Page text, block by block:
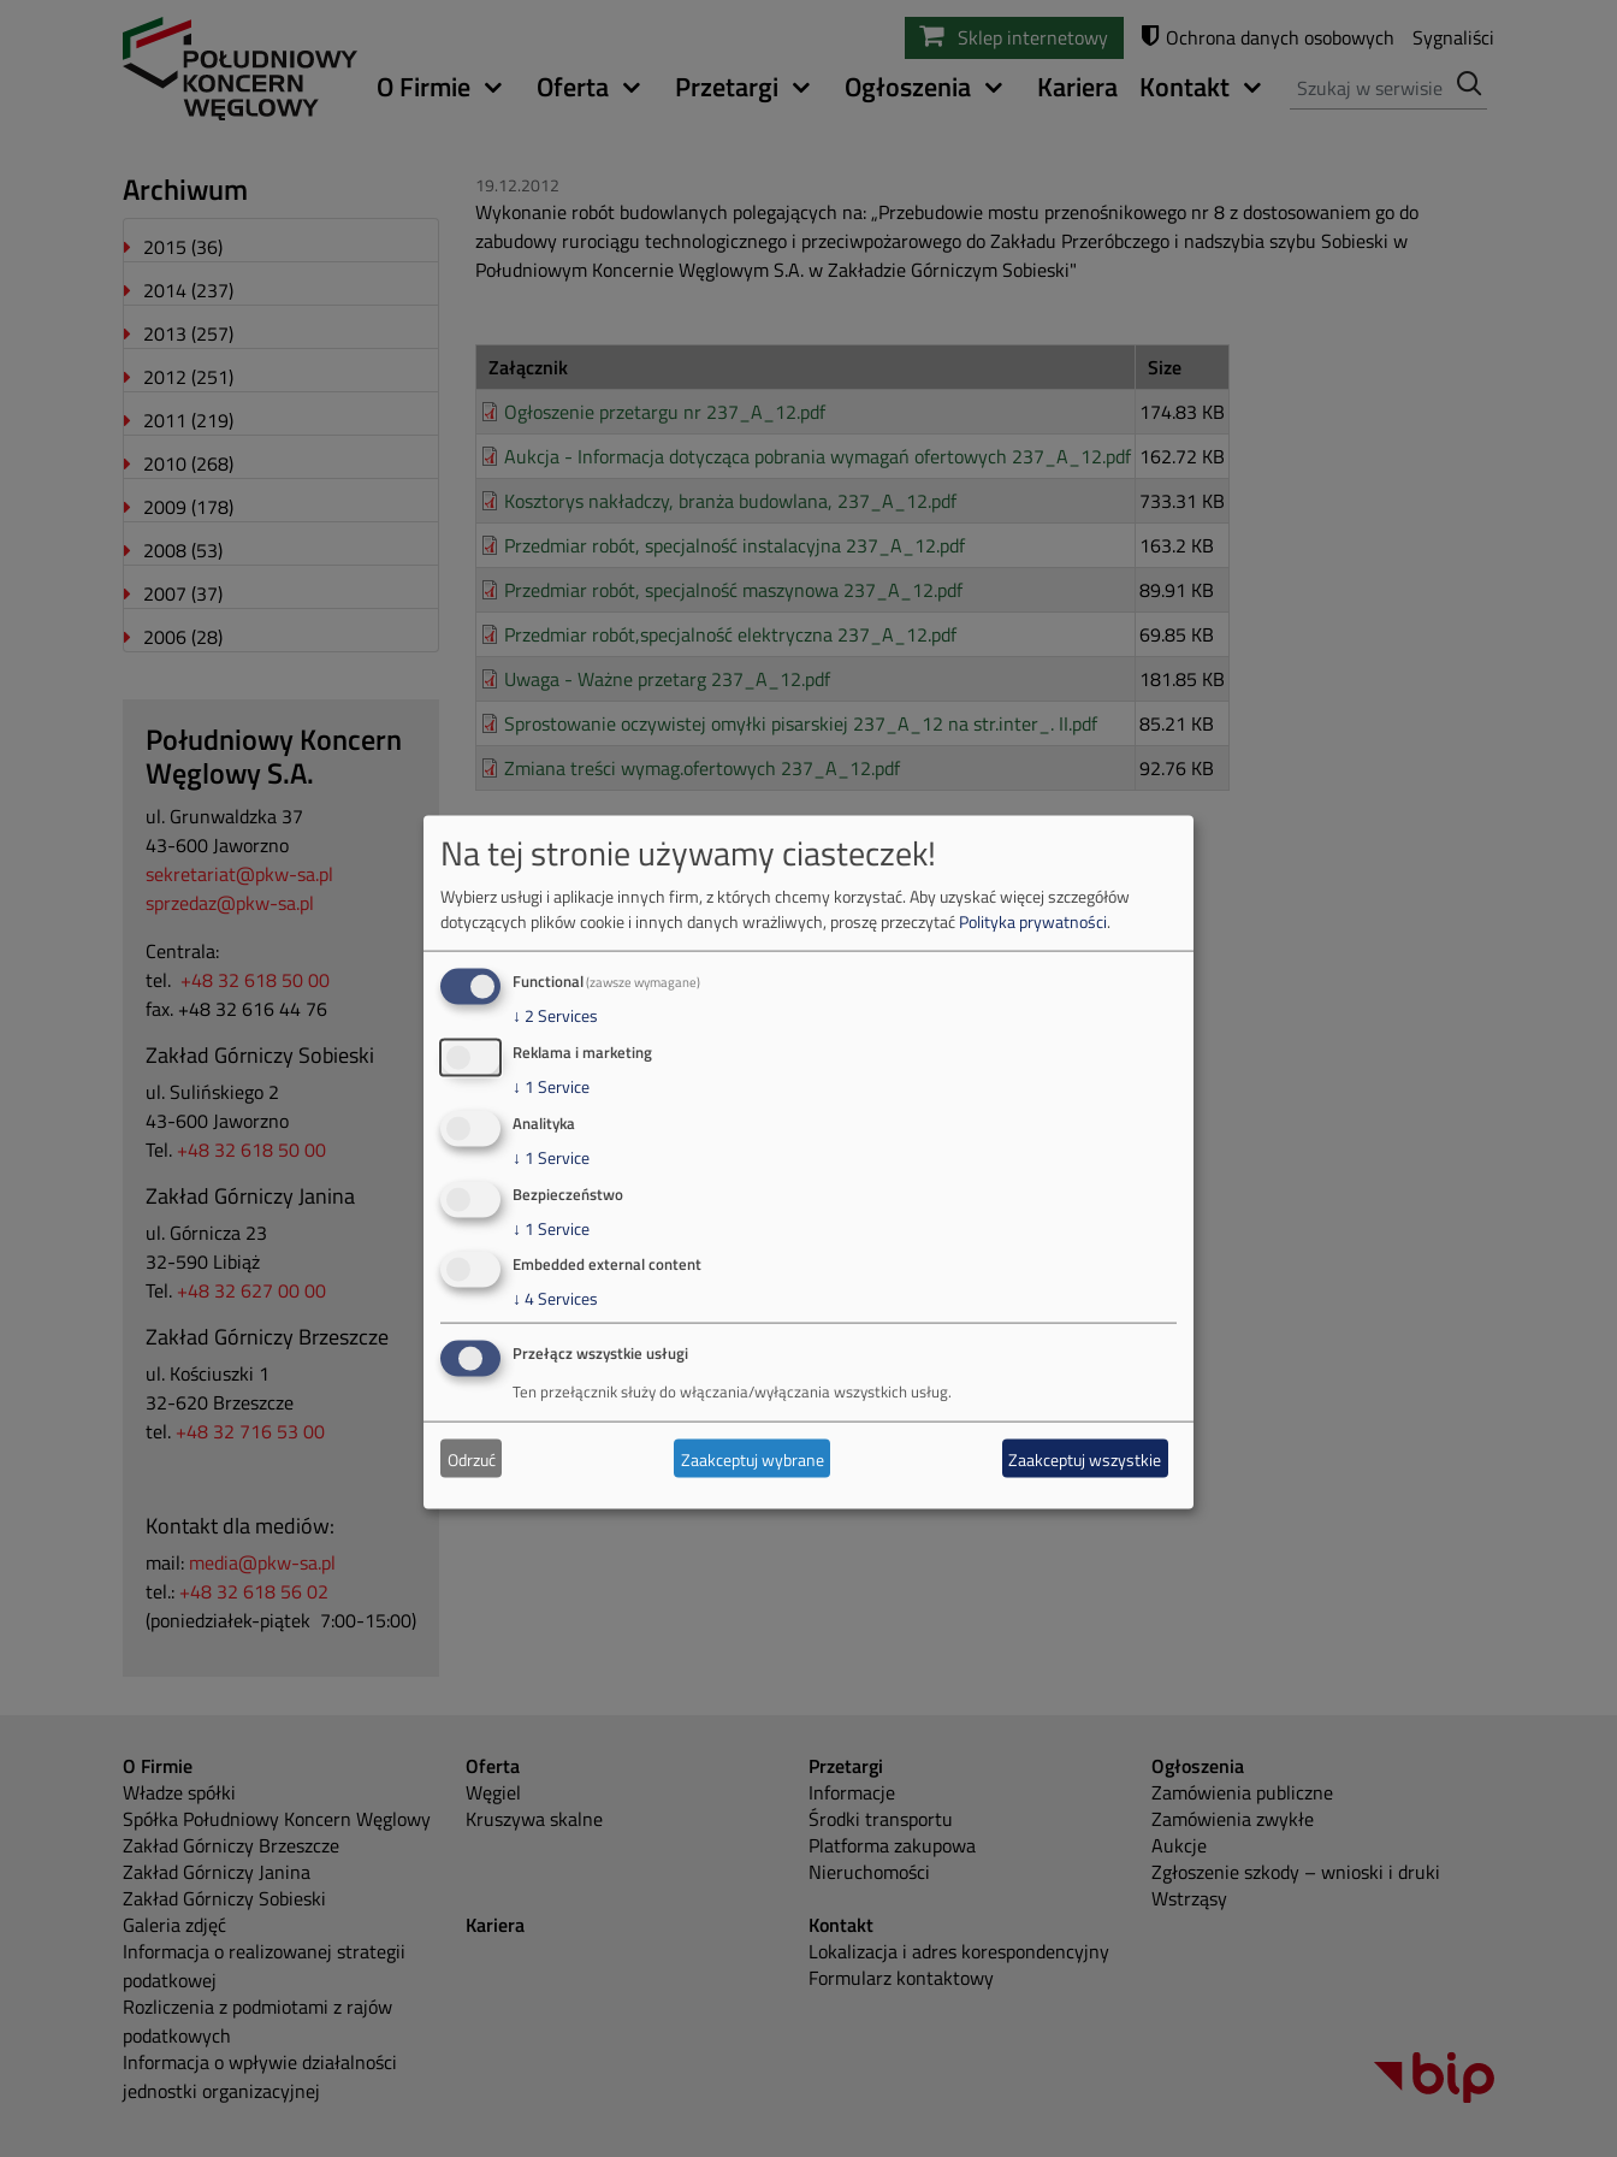
treści
Sklep internetowy Ochrona danych osobowych Sygnaliści
Główna
O Firmie Oferta Przetargi Ogłoszenia Kariera Kontakt Szukaj
19.12.2012
Wykonanie robót budowlanych polegających na: „Przebudowie mostu przenośnikowego nr 8 z dostosowaniem go do
zabudowy rurociągu technologicznego i przeciwpożarowego do Zakładu Przeróbczego i nadszybia szybu Sobieski w
Południowym Koncernie Węglowym S.A. w Zakładzie Górniczym Sobieski"
Załącznik
Size
Ogłoszenie przetargu nr 237_A_12.pdf
174.83 KB
Aukcja - Informacja dotycząca pobrania wymagań ofertowych 237_A_12.pdf 162.72 KB
Kosztorys nakładczy, branża budowlana, 237_A_12.pdf
733.31 KB
Przedmiar robót, specjalność instalacyjna 237_A_12.pdf
163.2 KB
Przedmiar robót, specjalność maszynowa 237_A_12.pdf
89.91 KB
Przedmiar robót,specjalność elektryczna 237_A_12.pdf
69.85 KB
Uwaga - Ważne przetarg 237_A_12.pdf
181.85 KB
Sprostowanie oczywistej omyłki pisarskiej 237_A_12 na str.inter_. II.pdf
85.21 KB
Zmiana treści wymag.ofertowych 237_A_12.pdf
92.76 KB
Archiwum
2015 (36)
2014 (237)
2013 (257)
2012 (251)
2011 (219)
2010 (268)
2009 (178)
2008 (53)
2007 (37)
2006 (28)
Południowy Koncern
Węglowy S.A.
ul. Grunwaldzka 37
43-600 Jaworzno
sekretariat@pkw-sa.pl
sprzedaz@pkw-sa.pl
Centrala:
tel. +48 32 618 50 00
fax. +48 32 616 44 76
Zakład Górniczy Sobieski
ul. Sulińskiego 2
43-600 Jaworzno
Tel. +48 32 618 50 00
Zakład Górniczy Janina
ul. Górnicza 23
32-590 Libiąż
Tel. +48 32 627 00 00
Zakład Górniczy Brzeszcze
ul. Kościuszki 1
32-620 Brzeszcze
tel. +48 32 716 53 00
Kontakt dla mediów:
mail: media@pkw-sa.pl
tel.: +48 32 618 56 02
(poniedziałek-piątek 7:00-15:00)
O Firmie
Władze spółki
Spółka Południowy Koncern Węglowy
Zakład Górniczy Brzeszcze
Zakład Górniczy Janina
Zakład Górniczy Sobieski
Galeria zdjęć
Informacja o realizowanej strategii
podatkowej
Rozliczenia z podmiotami z rajów
podatkowych
Informacja o wpływie działalności
jednostki organizacyjnej
Oferta
Węgiel
Kruszywa skalne
Przetargi
Informacje
Środki transportu
Platforma zakupowa
Nieruchomości
Ogłoszenia
Zamówienia publiczne
Zamówienia zwykłe
Aukcje
Zgłoszenie szkody – wnioski i druki
Wstrząsy
Kariera
Kontakt
Lokalizacja i adres korespondencyjny
Formularz kontaktowy
Na tej stronie używamy ciasteczek!
Wybierz usługi i aplikacje innych firm, z których chcemy korzystać.Aby uzyskać więcej szczegółów
dotyczących plików cookie i innych danych wrażliwych, proszę przeczytaćPolityka prywatności.
Functional(zawsze wymagane)
↓ 2Services
Reklama i marketing
↓ 1 Service
Analityka
↓ 1 Service
Bezpieczeństwo
↓ 1 Service
Embedded external content
↓ 4Services
Przełącz wszystkie usługi
Ten przełącznik służy do włączania/wyłączania wszystkich usług.
Odrzuć Zaakceptuj wybrane Zaakceptuj wszystkie